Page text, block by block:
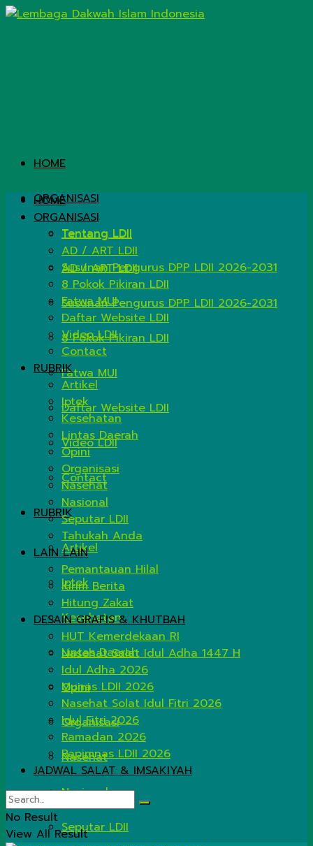
HOME
ORGANISASI
Tentang LDII
AD / ART LDII
Susunan Pengurus DPP LDII 2026-2031
8 Pokok Pikiran LDII
Fatwa MUI
Daftar Website LDII
Video LDII
Contact
RUBRIK
Artikel
Iptek
Kesehatan
Lintas Daerah
Opini
Organisasi
Nasehat
Nasional
Seputar LDII
HOME
ORGANISASI
Tentang LDII
AD / ART LDII
Susunan Pengurus DPP LDII 2026-2031
8 Pokok Pikiran LDII
Fatwa MUI
Daftar Website LDII
Video LDII
Contact
RUBRIK
Artikel
Iptek
Kesehatan
Lintas Daerah
Opini
Organisasi
Nasehat
Nasional
Seputar LDII
Tahukah Anda
LAIN LAIN
Pemantauan Hilal
Kirim Berita
Hitung Zakat
DESAIN GRAFIS & KHUTBAH
HUT Kemerdekaan RI
Nasehat Salat Idul Adha 1447 H
Idul Adha 2026
Munas LDII 2026
Nasehat Solat Idul Fitri 2026
Idul Fitri 2026
Ramadan 2026
Rapimnas LDII 2026
JADWAL SALAT & IMSAKIYAH
No Result
View All Result